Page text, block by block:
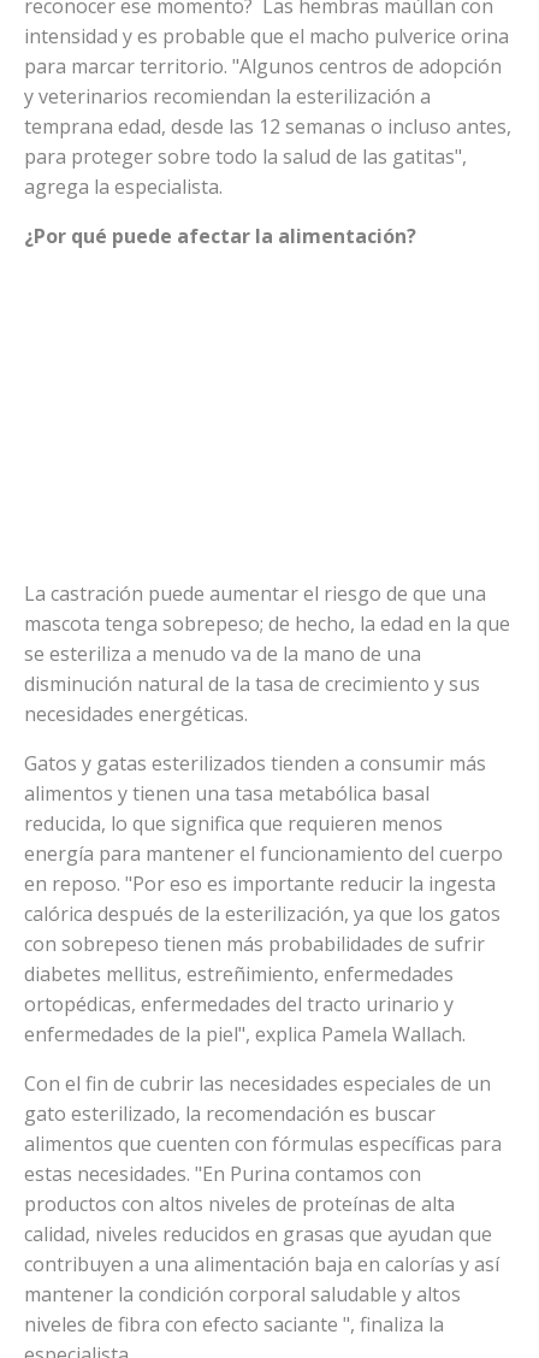
reconocer ese momento? Las hembras maúllan con
intensidad y es probable que el macho pulverice orina
para marcar territorio. "Algunos centros de adopción
y veterinarios recomiendan la esterilización a
temprana edad, desde las 12 semanas o incluso antes,
para proteger sobre todo la salud de las gatitas",
agrega la especialista.
¿Por qué puede afectar la alimentación?
La castración puede aumentar el riesgo de que una
mascota tenga sobrepeso; de hecho, la edad en la que
se esteriliza a menudo va de la mano de una
disminución natural de la tasa de crecimiento y sus
necesidades energéticas.
Gatos y gatas esterilizados tienden a consumir más
alimentos y tienen una tasa metabólica basal
reducida, lo que significa que requieren menos
energía para mantener el funcionamiento del cuerpo
en reposo. "Por eso es importante reducir la ingesta
calórica después de la esterilización, ya que los gatos
con sobrepeso tienen más probabilidades de sufrir
diabetes mellitus, estreñimiento, enfermedades
ortopédicas, enfermedades del tracto urinario y
enfermedades de la piel", explica Pamela Wallach.
Con el fin de cubrir las necesidades especiales de un
gato esterilizado, la recomendación es buscar
alimentos que cuenten con fórmulas específicas para
estas necesidades. "En Purina contamos con
productos con altos niveles de proteínas de alta
calidad, niveles reducidos en grasas que ayudan que
contribuyen a una alimentación baja en calorías y así
mantener la condición corporal saludable y altos
niveles de fibra con efecto saciante ", finaliza la